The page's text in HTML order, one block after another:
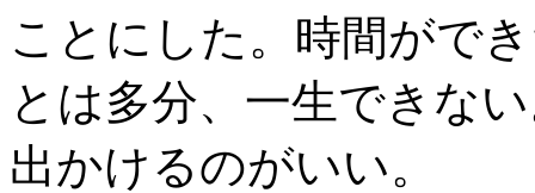
ことにした。時間がで
とは多分、一生できな
出かけるのがいい。